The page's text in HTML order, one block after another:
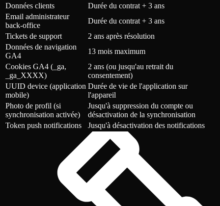
Données clients
Durée du contrat + 3 ans
Email administrateur
back-office
Durée du contrat + 3 ans
Tickets de support
2 ans après résolution
Données de navigation
GA4
13 mois maximum
Cookies GA4 (_ga,
_ga_XXXX)
2 ans (ou jusqu'au retrait du
consentement)
UUID device (application
mobile)
Durée de vie de l'application sur
l'appareil
Photo de profil (si
synchronisation activée)
Jusqu'à suppression du compte ou
désactivation de la synchronisation
Token push notifications
Jusqu'à désactivation des notifications